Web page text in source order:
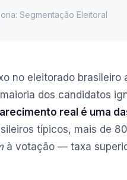
Segmentação Eleitoral
no eleitorado
dos candidatos
real é uma
típicos, mais de
à votação — taxa